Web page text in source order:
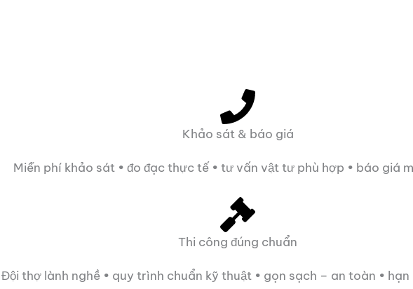
Khảo sát & báo giá
Miễn phí khảo sát • đo đạc thực tế • tư vấn vật tư phù hợp • báo giá
Thi công đúng chuẩn
Đội thợ lành nghề • quy trình chuẩn kỹ thuật • gọn sạch – an toàn • hạn